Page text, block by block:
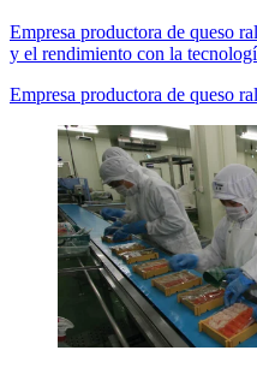
Empresa productora de queso
y el rendimiento con la
Empresa productora de queso